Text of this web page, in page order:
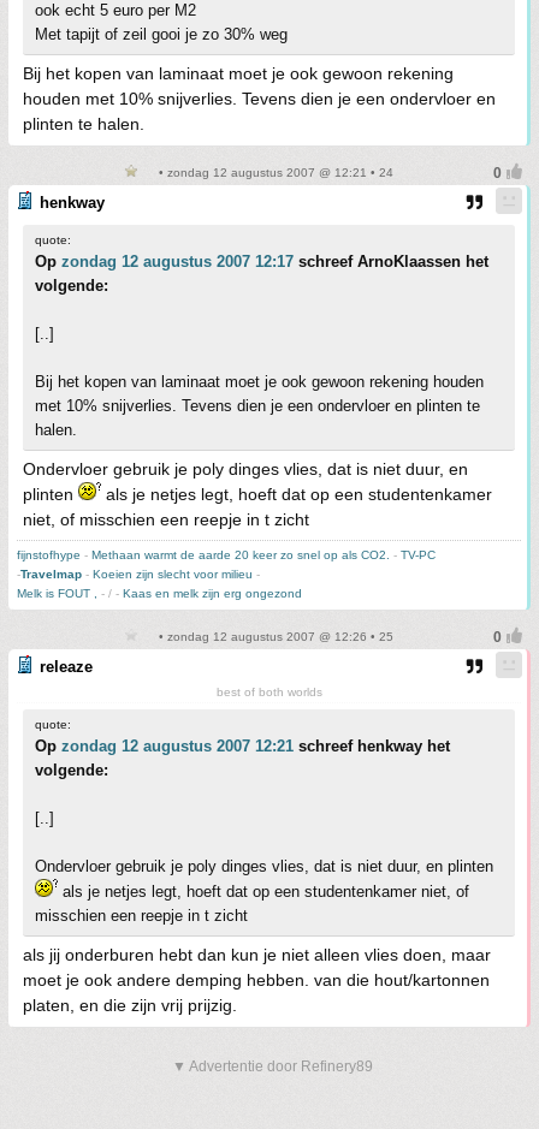
ook echt 5 euro per M2
Met tapijt of zeil gooi je zo 30% weg
Bij het kopen van laminaat moet je ook gewoon rekening
houden met 10% snijverlies. Tevens dien je een ondervloer en
plinten te halen.
• zondag 12 augustus 2007 @ 12:21 • 24
henkway
quote:
Op zondag 12 augustus 2007 12:17 schreef ArnoKlaassen het
volgende:
[..]
Bij het kopen van laminaat moet je ook gewoon rekening houden
met 10% snijverlies. Tevens dien je een ondervloer en plinten te
halen.
Ondervloer gebruik je poly dinges vlies, dat is niet duur, en
plinten
als je netjes legt, hoeft dat op een studentenkamer
niet, of misschien een reepje in t zicht
fijnstofhype - Methaan warmt de aarde 20 keer zo snel op als CO2. - TV-PC
-Travelmap - Koeien zijn slecht voor milieu -
Melk is FOUT , - / - Kaas en melk zijn erg ongezond
• zondag 12 augustus 2007 @ 12:26 • 25
releaze
best of both worlds
quote:
Op zondag 12 augustus 2007 12:21 schreef henkway het
volgende:
[..]
Ondervloer gebruik je poly dinges vlies, dat is niet duur, en plinten
als je netjes legt, hoeft dat op een studentenkamer niet, of
misschien een reepje in t zicht
als jij onderburen hebt dan kun je niet alleen vlies doen, maar
moet je ook andere demping hebben. van die hout/kartonnen
platen, en die zijn vrij prijzig.
▼ Advertentie door Refinery89